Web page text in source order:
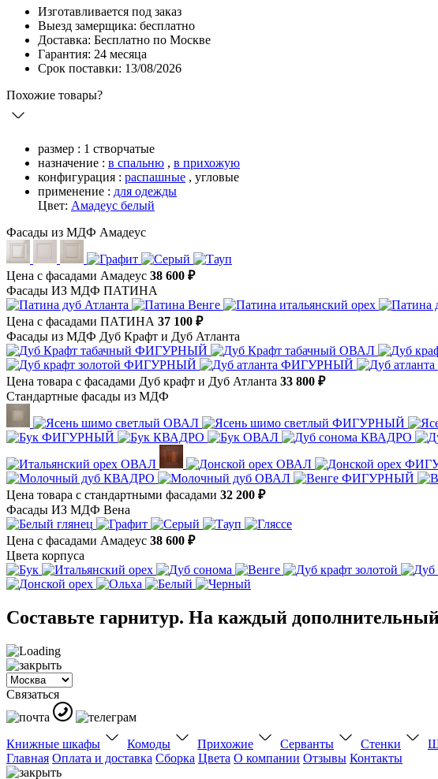
Изготавливается под заказ
Выезд замерщика: бесплатно
Доставка: Бесплатно по Москве
Гарантия: 24 месяца
Срок поставки: 13/08/2026
Похожие товары?
размер : 1 створчатые
назначение : в спальню , в прихожую
конфигурация : распашные , угловые
применение : для одежды
Цвет: Амадеус белый
Фасады из МДФ Амадеус
Цена с фасадами Амадеус 38 600 ₽
Фасады ИЗ МДФ ПАТИНА
Цена с фасадами ПАТИНА 37 100 ₽
Фасады из МДФ Дуб Крафт и Дуб Атланта
Цена товара с фасадами Дуб крафт и Дуб Атланта 33 800 ₽
Стандартные фасады из МДФ
Цена товара с стандартными фасадами 32 200 ₽
Фасады ИЗ МДФ Вена
Цена с фасадами Амадеус 38 600 ₽
Цвета корпуса
Составьте гарнитур. На каждый
Связаться
Книжные шкафы Комоды Прихожие Серванты Стенки
Главная Оплата и доставка Сборка Цвета О компании Отзывы Контакты